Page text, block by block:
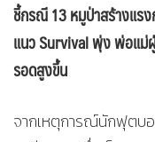
ชี้กรณี 13 หมูป่าสร้างแร
แนวSurvival พุ่ง พ่อแม่
รอดสูงขึ้น
จากเหตุการณ์นักฟุตบ